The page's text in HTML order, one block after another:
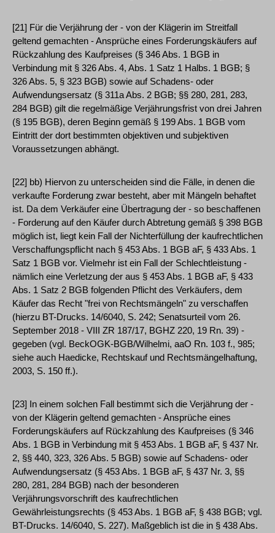
[21] Für die Verjährung der - von der Klägerin im Streitfall
geltend gemachten - Ansprüche eines Forderungskäufers auf
Rückzahlung des Kaufpreises (§ 346 Abs. 1 BGB in
Verbindung mit § 326 Abs. 4, Abs. 1 Satz 1 Halbs. 1 BGB; §
326 Abs. 5, § 323 BGB) sowie auf Schadens- oder
Aufwendungsersatz (§ 311a Abs. 2 BGB; §§ 280, 281, 283,
284 BGB) gilt die regelmäßige Verjährungsfrist von drei Jahren
(§ 195 BGB), deren Beginn gemäß § 199 Abs. 1 BGB vom
Eintritt der dort bestimmten objektiven und subjektiven
Voraussetzungen abhängt.
[22] bb) Hiervon zu unterscheiden sind die Fälle, in denen die
verkaufte Forderung zwar besteht, aber mit Mängeln behaftet
ist. Da dem Verkäufer eine Übertragung der - so beschaffenen
- Forderung auf den Käufer durch Abtretung gemäß § 398 BGB
möglich ist, liegt kein Fall der Nichterfüllung der kaufrechtlichen
Verschaffungspflicht nach § 453 Abs. 1 BGB aF, § 433 Abs. 1
Satz 1 BGB vor. Vielmehr ist ein Fall der Schlechtleistung -
nämlich eine Verletzung der aus § 453 Abs. 1 BGB aF, § 433
Abs. 1 Satz 2 BGB folgenden Pflicht des Verkäufers, dem
Käufer das Recht "frei von Rechtsmängeln" zu verschaffen
(hierzu BT-Drucks. 14/6040, S. 242; Senatsurteil vom 26.
September 2018 - VIII ZR 187/17, BGHZ 220, 19 Rn. 39) -
gegeben (vgl. BeckOGK-BGB/Wilhelmi, aaO Rn. 103 f., 985;
siehe auch Haedicke, Rechtskauf und Rechtsmängelhaftung,
2003, S. 150 ff.).
[23] In einem solchen Fall bestimmt sich die Verjährung der -
von der Klägerin geltend gemachten - Ansprüche eines
Forderungskäufers auf Rückzahlung des Kaufpreises (§ 346
Abs. 1 BGB in Verbindung mit § 453 Abs. 1 BGB aF, § 437 Nr.
2, §§ 440, 323, 326 Abs. 5 BGB) sowie auf Schadens- oder
Aufwendungsersatz (§ 453 Abs. 1 BGB aF, § 437 Nr. 3, §§
280, 281, 284 BGB) nach der besonderen
Verjährungsvorschrift des kaufrechtlichen
Gewährleistungsrechts (§ 453 Abs. 1 BGB aF, § 438 BGB; vgl.
BT-Drucks. 14/6040, S. 227). Maßgeblich ist die in § 438 Abs.